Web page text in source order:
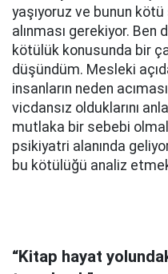
yaşıyoruz ve bunun
alınması gerekiyor.
kötülük konusunda bir
düşündüm. Mesleki
insanların neden
vicdansız olduklarını
mutlaka bir sebebi
psikiyatri alanında
bu kötülüğü analiz
“Kitap hayat